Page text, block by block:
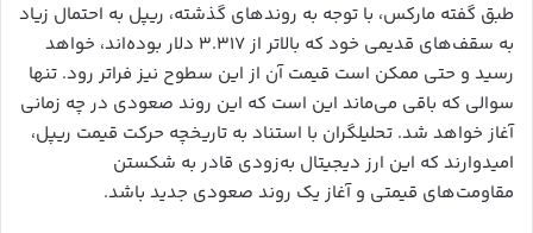
طبق گفته مارکس، با توجه به روندهای گذشته، ریپل به احتمال زیاد
به سقف‌های قدیمی خود که بالاتر از ۳.۳۱۷ دلار بوده‌اند، خواهد
رسید و حتی ممکن است قیمت آن از این سطوح نیز فراتر رود. تنها
سوالی که باقی می‌ماند این است که این روند صعودی در چه زمانی
آغاز خواهد شد. تحلیلگران با استناد به تاریخچه حرکت قیمت ریپل،
امیدوارند که این ارز دیجیتال به‌زودی قادر به شکستن
مقاومت‌های قیمتی و آغاز یک روند صعودی جدید باشد.